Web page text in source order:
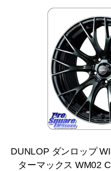
DUNLOP ダンロップ
ターマックス WM02